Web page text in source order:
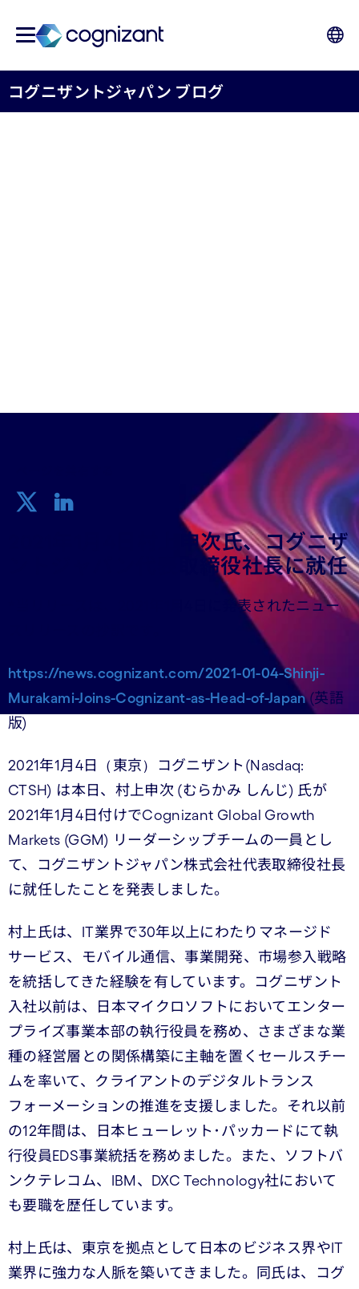
コグニザントジャパン ブログ
2021年1月4日村上申次氏、コグニザ
ントジャパン代表取締役社長に就任
*当リリースは、2021年1月4日に発表されたニュー
https://news.cognizant.com/2021-01-04-Shinji-
Murakami-Joins-Cognizant-as-Head-of-Japan(英語
版)
2021年1月4日（東京）コグニザント(Nasdaq:
CTSH) は本日、村上申次 (むらかみ しんじ) 氏が
2021年1月4日付けでCognizant Global Growth
Markets (GGM) リーダーシップチームの一員とし
て、コグニザントジャパン株式会社代表取締役社長
に就任したことを発表しました。
村上氏は、IT業界で30年以上にわたりマネージド
サービス、モバイル通信、事業開発、市場参入戦略
を統括してきた経験を有しています。コグニザント
入社以前は、日本マイクロソフトにおいてエンター
プライズ事業本部の執行役員を務め、さまざまな業
種の経営層との関係構築に主軸を置くセールスチー
ムを率いて、クライアントのデジタルトランス
フォーメーションの推進を支援しました。それ以前
の12年間は、日本ヒューレット･パッカードにて執
行役員EDS事業統括を務めました。また、ソフトバ
ンクテレコム、IBM、DXC Technology社において
も要職を歴任しています。
村上氏は、東京を拠点として日本のビジネス界やIT
業界に強力な人脈を築いてきました。同氏は、コグ